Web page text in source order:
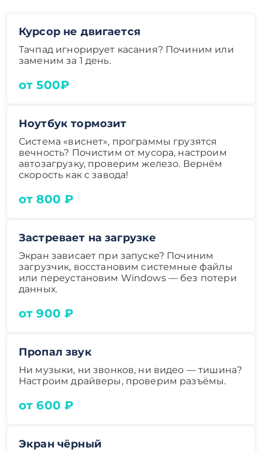
Курсор не двигается
Тачпад игнорирует касания? Починим или
заменим за 1 день.
от 500₽
Ноутбук тормозит
Система «виснет», программы грузятся
вечность? Почистим от мусора, настроим
автозагрузку, проверим железо. Вернём
скорость как с завода!
от 800 ₽
Застревает на загрузке
Экран зависает при запуске? Починим
загрузчик, восстановим системные файлы
или переустановим Windows — без потери
данных.
от 900 ₽
Пропал звук
Ни музыки, ни звонков, ни видео — тишина?
Настроим драйверы, проверим разъёмы.
от 600 ₽
Экран чёрный